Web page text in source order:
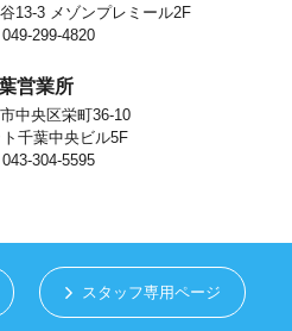
シーの内容を適宜見直し、その改善に
お問い合せは下記までご連絡くださ
13-3 メゾンプレミール2F
299-4820
営業所
中央区栄町36-10
千葉中央ビル5F
304-5595
スタッフ専用ページ